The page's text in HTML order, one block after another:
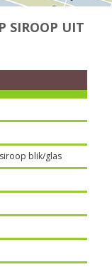
SIROOP UIT
blik/glas